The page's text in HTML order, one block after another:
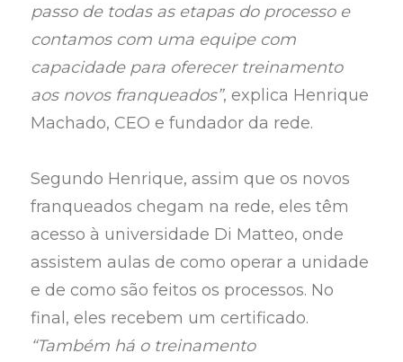
passo de todas as etapas do processo e
contamos com uma equipe com
capacidade para oferecer treinamento
aos novos franqueados”, explica Henrique
Machado, CEO e fundador da rede.
Segundo Henrique, assim que os novos
franqueados chegam na rede, eles têm
acesso à universidade Di Matteo, onde
assistem aulas de como operar a unidade
e de como são feitos os processos. No
final, eles recebem um certificado.
“Também há o treinamento